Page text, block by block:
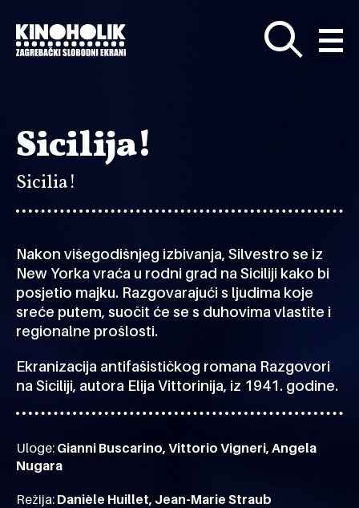
glavni
sadržaj
Sicilija!
Sicilia!
Nakon višegodišnjeg izbivanja, Silvestro se iz
New Yorka vraća u rodni grad na Siciliji kako bi
posjetio majku. Razgovarajući s ljudima koje
sreće putem, suočit će se s duhovima vlastite i
regionalne prošlosti.
Ekranizacija antifašističkog romana Razgovori
na Siciliji, autora Elija Vittorinija, iz 1941. godine.
Uloge: Gianni Buscarino, Vittorio Vigneri, Angela
Nugara
Režija: Danièle Huillet, Jean-Marie Straub